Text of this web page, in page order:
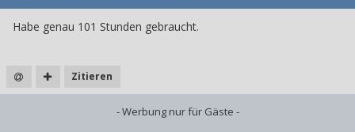
Habe genau 101 Stunden gebraucht.
Zitieren
- Werbung nur für Gäste -